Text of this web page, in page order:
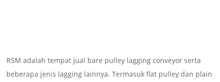
RSM adalah tempat jual bare pulley lagging conveyor serta
beberapa jenis lagging lainnya. Termasuk flat pulley dan plain